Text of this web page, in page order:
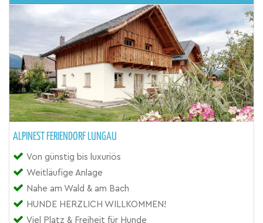
ALPINEST FERIENDORF LUNGAU
Von günstig bis luxuriös
Weitläufige Anlage
Nahe am Wald & am Bach
HUNDE HERZLICH WILLKOMMEN!
Viel Platz & Freiheit für Hunde